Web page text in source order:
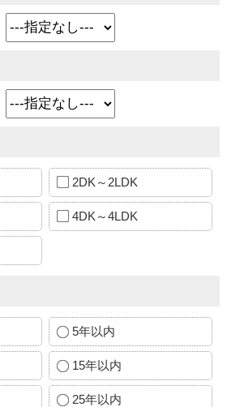
2DK～2LDK
4DK～4LDK
5年以内
15年以内
25年以内